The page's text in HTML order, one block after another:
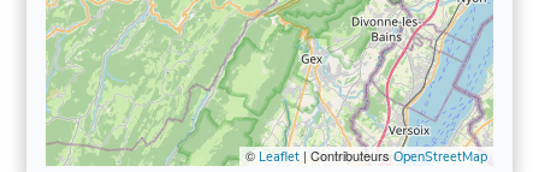
© Leaflet| ContributeursOpenStreetMap